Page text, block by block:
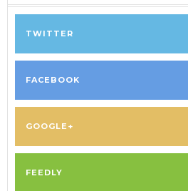
TWITTER
FACEBOOK
GOOGLE+
FEEDLY